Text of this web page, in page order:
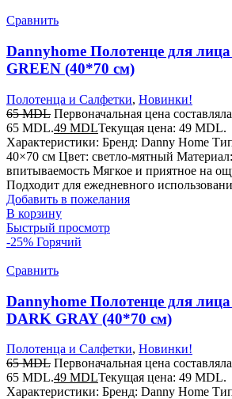
Сравнить
Dannyhome Полотенце для
GREEN (40*70 см)
Полотенца и Салфетки, Новинки!
65MDL Первоначальная цена составляла
65 MDL.49 MDLТекущая цена: 49 MDL.
Характеристики: Бренд: Danny Home
40×70 см Цвет: светло-мятный
впитываемость Мягкое и приятное на
Подходит для ежедневного
Добавить в пожелания
В корзину
Быстрый просмотр
-25% Горячий
Сравнить
Dannyhome Полотенце для
DARK GRAY (40*70 см)
Полотенца и Салфетки, Новинки!
65MDL Первоначальная цена составляла
65 MDL.49 MDLТекущая цена: 49 MDL.
Характеристики: Бренд: Danny Home